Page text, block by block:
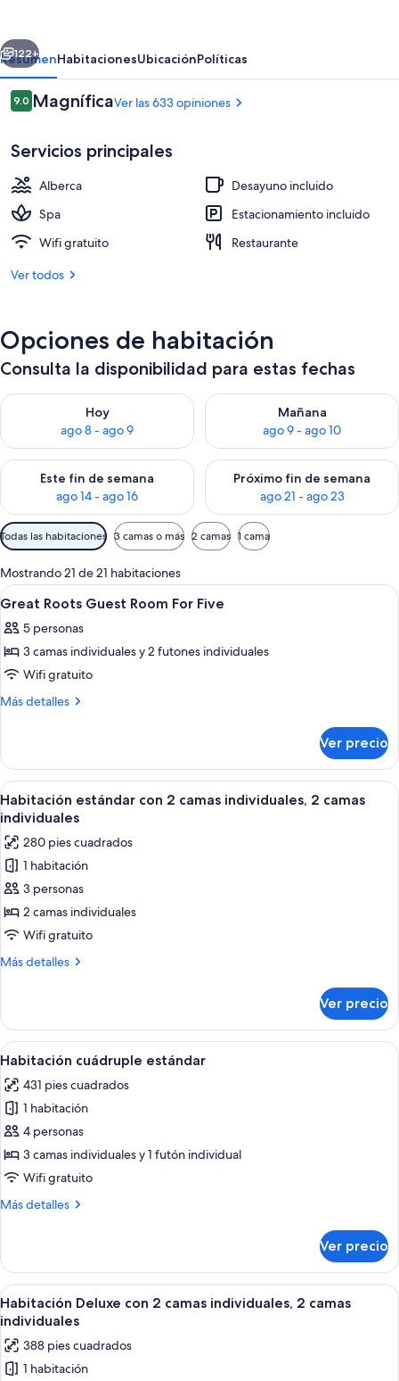
SPA
Resort
Aguas termales
Siguiente
122+
ResumenHabitacionesUbicaciónPolíticas
Opiniones
9.09.0 de 10,
MagníficaVer las 633 opiniones
Servicios principales
Alberca
Desayuno incluido
Spa
Estacionamiento incluido
Wifi gratuito
Restaurante
Ver todos
Opciones de habitación
Consulta la disponibilidad para estas fechas
Hoy
ago 8 - ago 9
Consulta la disponibilidad para hoy ago 8 - ago 9
Mañana
ago 9 - ago 10
Consulta la disponibilidad
Este fin de semana
ago 14 - ago 16
Consulta la disponibilidad para este fin de semana ago 14 -
Próximo fin de semana
ago 21 - ago 23
Consulta la disponibilidad
Filtros
disponibles
para
las
habitaciones
Todas las habitaciones 3 camas o más 2 camas 1 cama
Mostrando 21 de 21 habitaciones
Abrir
todas
las
fotos
de
Great
Room
For
Five
Edredón, caja de seguridad en la
3
Great Roots Guest Room For Five
5 personas
3 camas individuales y 2 futones individuales
Wifi gratuito
Más detalles
Más
Roots
Guest
Room
For
Ver precio
Abrir
todas
las
fotos
de
Habitación
estándar
con
2
2
camas
individuales
Habitación de hotel con dos camas,
5
Habitación estándar con 2 camas individuales, 2 camas
individuales
280 pies cuadrados
1 habitación
3 personas
2 camas individuales
Wifi gratuito
Más detalles
Más
estándar
con
2
individuales,
2
camas
individuales
Ver precio
Abrir
todas
las
fotos
de
Habitación
cuádruple
Habitación de hotel con tres camas,
4
Habitación cuádruple estándar
431 pies cuadrados
1 habitación
4 personas
3 camas individuales y 1 futón individual
Wifi gratuito
Más detalles
Más
cuádruple
estándar
Ver precio
Abrir
todas
las
fotos
de
Habitación de hotel con televisión,
4
Habitación Deluxe con 2 camas individuales, 2 camas
individuales
388 pies cuadrados
1 habitación